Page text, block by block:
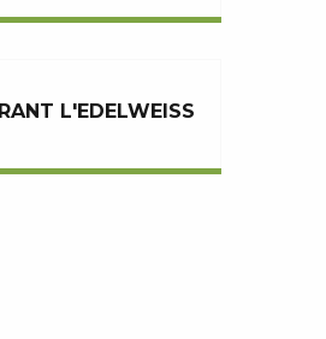
L'EDELWEISS